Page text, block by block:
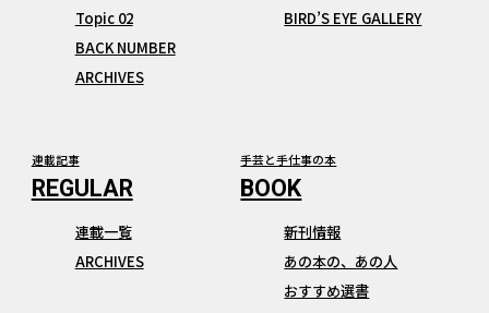
Topic 02
BACK NUMBER
ARCHIVES
BIRD’S EYE GALLERY
連載記事
連載一覧
ARCHIVES
手芸と手仕事の本
新刊情報
あの本の、あの人
おすすめ選書